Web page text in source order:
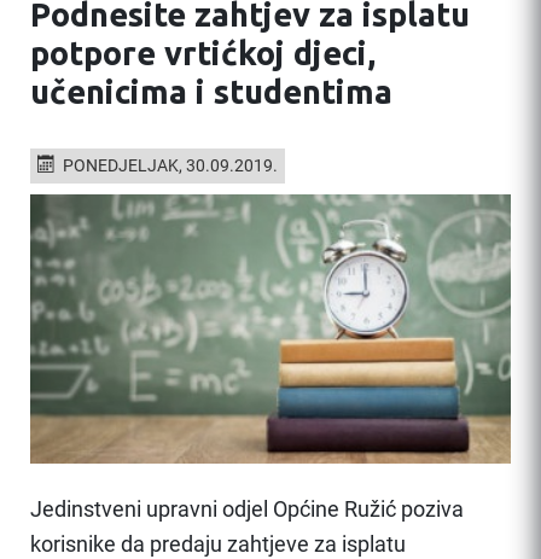
Podnesite zahtjev za isplatu
potpore vrtićkoj djeci,
učenicima i studentima
PONEDJELJAK, 30.09.2019.
Jedinstveni upravni odjel Općine Ružić poziva
korisnike da predaju zahtjeve za isplatu